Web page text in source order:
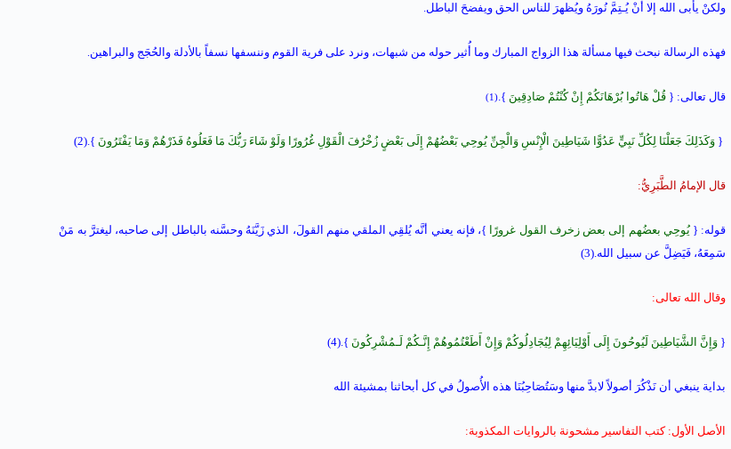
ولكنْ يأبى الله إلا أنْ يُـتِمَّ نُورَهُ ويُظهرَ للناس الحق ويفضحَ الباطل.
فهذه الرسالة نبحث فيها مسألة هذا الزواج المبارك وما أُثير حوله من شبهات، ونرد على فرية القوم وننسفها نسفاً بالأدلة والحُجَج والبراهين.
قال تعالى: { قُلْ هَاتُوا بُرْهَانَكُمْ إِنْ كُنْتُمْ صَادِقِينَ }.
(1)
{ وَكَذَلِكَ جَعَلْنَا لِكُلِّ نَبِيٍّ عَدُوًّا شَيَاطِينَ الْإِنْسِ وَالْجِنِّ يُوحِي بَعْضُهُمْ إِلَى بَعْضٍ زُخْرُفَ الْقَوْلِ غُرُورًا وَلَوْ شَاءَ رَبُّكَ مَا فَعَلُوهُ فَذَرْهُمْ وَمَا يَفْتَرُونَ }.(2)
قال الإمامُ الطَّبَرِيُّ:
قوله: {يُوحِي بعضُهم إلى بعض زخرف القول غرورًا }، فإنه يعني أنَّه يُلقِي الملقي منهم القولَ، الذي زَيَّنَهُ وحسَّنه بالباطل إلى صاحبه، ليغترَّ به مَنْ
سَمِعَهُ، فَيَضِلَّ عن سبيل الله.(3)
وقال الله تعالى:
{ وَإِنَّ الشَّيَاطِينَ لَيُوحُونَ إِلَى أَوْلِيَائِهِمْ لِيُجَادِلُوكُمْ وَإِنْ أَطَعْتُمُوهُمْ إِنَّـكُمْ لَـمُشْرِكُونَ }.(4)
بداية ينبغي أن نَذْكُرَ أصولاً لابدَّ منها وسَتُصَاحِبُنَا هذه الأُصولُ في كل أبحاثنا بمشيئة الله
الأصل الأول: كتب التفاسير مشحونة بالروايات المكذوبة: